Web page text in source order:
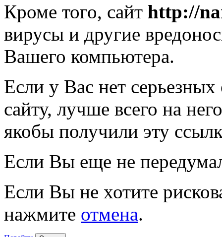
Кроме того, сайт http://
вирусы и другие
Вашего компьютера.
Если у Вас нет
сайту, лучше всего на
якобы получили эту
Если Вы еще не
Если Вы не хотите
нажмите отмена.